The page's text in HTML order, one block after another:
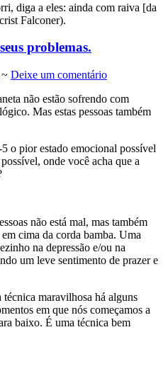
diga a eles: ainda com raiva [da
Falconer).
problemas.
~ Deixe um comentário
não estão sofrendo com
Mas estas pessoas também
o pior estado emocional possível
onde você acha que a
não está mal, mas também
cima da corda bamba. Uma
na depressão e/ou na
um leve sentimento de prazer e
maravilhosa há alguns
em que nós começamos a
baixo. É uma técnica bem